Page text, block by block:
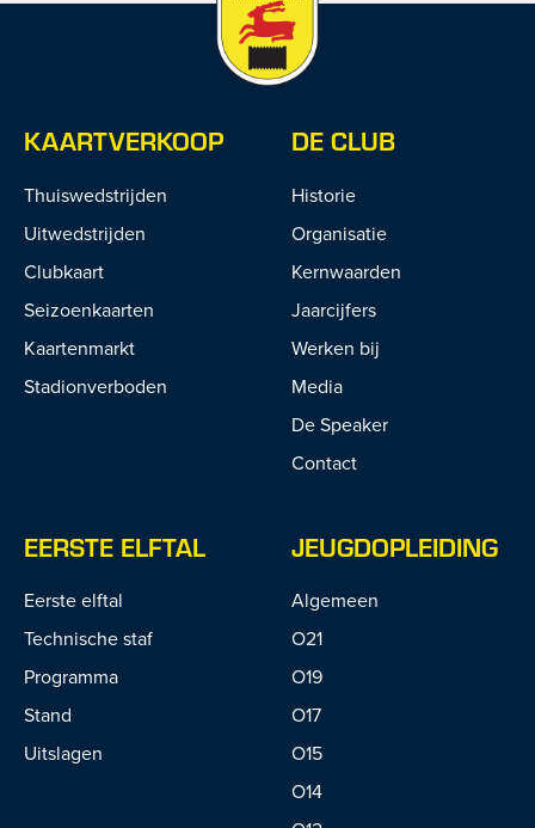
KAARTVERKOOP
Thuiswedstrijden
Uitwedstrijden
Clubkaart
Seizoenkaarten
Kaartenmarkt
Stadionverboden
DE CLUB
Historie
Organisatie
Kernwaarden
Jaarcijfers
Werken bij
Media
De Speaker
Contact
EERSTE ELFTAL
Eerste elftal
Technische staf
Programma
Stand
Uitslagen
JEUGDOPLEIDING
Algemeen
O21
O19
O17
O15
O14